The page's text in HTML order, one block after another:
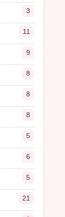
3
11
9
8
8
8
5
6
5
21